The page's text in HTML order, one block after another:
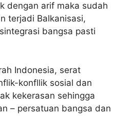
dengan arif maka sudah
terjadi Balkanisasi,
bangsa pasti
Indonesia, serat
konfllik sosial dan
kekerasan sehingga
– persatuan bangsa dan